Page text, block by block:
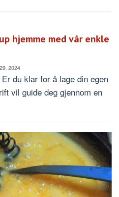
hjemme med vår enkle
2024
du klar for å lage din egen
vil guide deg gjennom en